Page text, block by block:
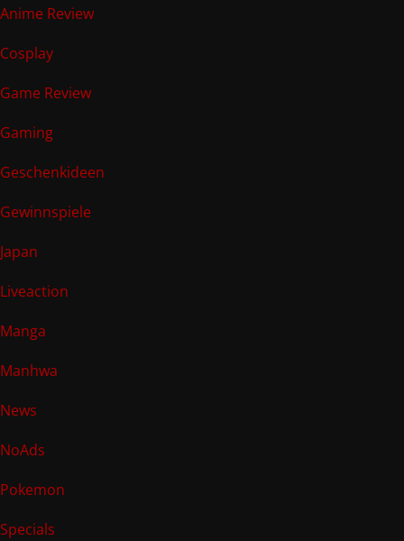
Anime Review
Cosplay
Game Review
Gaming
Geschenkideen
Gewinnspiele
Japan
Liveaction
Manga
Manhwa
News
NoAds
Pokemon
Specials